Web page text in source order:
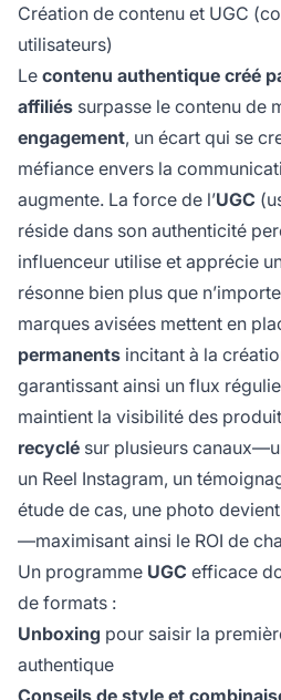
Création de contenu et UGC
utilisateurs)
Le contenu authentique créé
affiliés surpasse le contenu de
engagement, un écart qui se
méfiance envers la
augmente. La force de l’UGC
réside dans son authenticité
influenceur utilise et apprécie
résonne bien plus que
marques avisées mettent en
permanents incitant à la
garantissant ainsi un flux
maintient la visibilité des
recyclé sur plusieurs
un Reel Instagram, un
étude de cas, une photo
—maximisant ainsi le ROI de
Un programme UGC efficace
de formats :
Unboxing pour saisir la
authentique
Conseils de style et